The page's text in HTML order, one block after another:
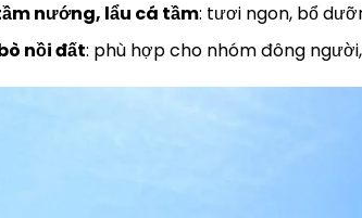
nướng, lẩu cá tầm: tươi ngon, bổ
nồi đất: phù hợp cho nhóm đông